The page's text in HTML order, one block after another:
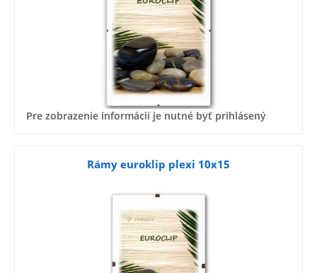
Pre zobrazenie informácií je nutné byť prihlásený
Rámy euroklip plexi 10x15